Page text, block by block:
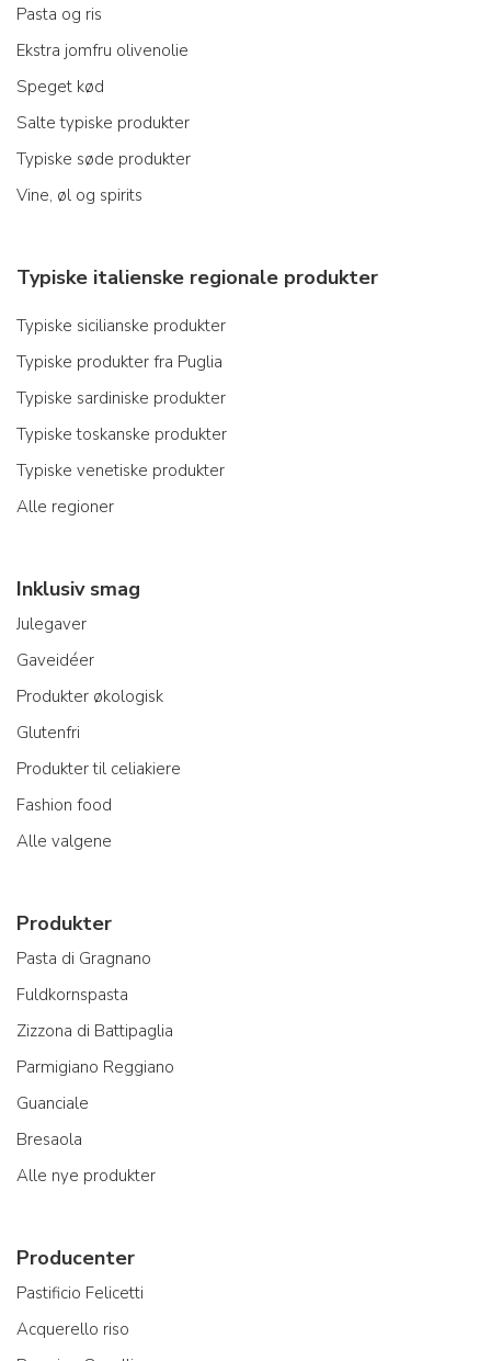
Pasta og ris
Ekstra jomfru olivenolie
Speget kød
Salte typiske produkter
Typiske søde produkter
Vine, øl og spirits
Typiske italienske regionale produkter
Typiske sicilianske produkter
Typiske produkter fra Puglia
Typiske sardiniske produkter
Typiske toskanske produkter
Typiske venetiske produkter
Alle regioner
Inklusiv smag
Julegaver
Gaveidéer
Produkter økologisk
Glutenfri
Produkter til celiakiere
Fashion food
Alle valgene
Produkter
Pasta di Gragnano
Fuldkornspasta
Zizzona di Battipaglia
Parmigiano Reggiano
Guanciale
Bresaola
Alle nye produkter
Producenter
Pastificio Felicetti
Acquerello riso